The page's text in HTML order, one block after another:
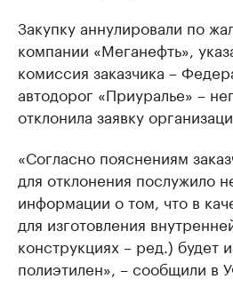
Закупку аннулировали по
компании «Меганефть»,
комиссия заказчика –
автодорог «Приуралье» –
отклонила заявку
«Согласно пояснениям
для отклонения послужило
информации о том, что в
для изготовления
конструкциях – ред.) будет
полиэтилен», – сообщили в